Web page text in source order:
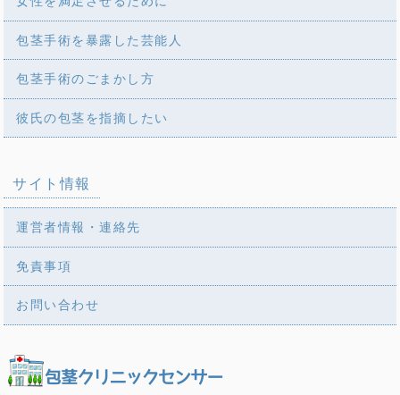
包茎手術を暴露した芸能人
包茎手術のごまかし方
彼氏の包茎を指摘したい
サイト情報
運営者情報・連絡先
免責事項
お問い合わせ